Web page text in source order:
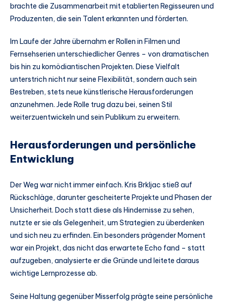
brachte die Zusammenarbeit mit etablierten Regisseuren und
Produzenten, die sein Talent erkannten und förderten.
Im Laufe der Jahre übernahm er Rollen in Filmen und
Fernsehserien unterschiedlicher Genres – von dramatischen
bis hin zu komödiantischen Projekten. Diese Vielfalt
unterstrich nicht nur seine Flexibilität, sondern auch sein
Bestreben, stets neue künstlerische Herausforderungen
anzunehmen. Jede Rolle trug dazu bei, seinen Stil
weiterzuentwickeln und sein Publikum zu erweitern.
Herausforderungen und persönliche
Entwicklung
Der Weg war nicht immer einfach. Kris Brkljac stieß auf
Rückschläge, darunter gescheiterte Projekte und Phasen der
Unsicherheit. Doch statt diese als Hindernisse zu sehen,
nutzte er sie als Gelegenheit, um Strategien zu überdenken
und sich neu zu erfinden. Ein besonders prägender Moment
war ein Projekt, das nicht das erwartete Echo fand – statt
aufzugeben, analysierte er die Gründe und leitete daraus
wichtige Lernprozesse ab.
Seine Haltung gegenüber Misserfolg prägte seine persönliche